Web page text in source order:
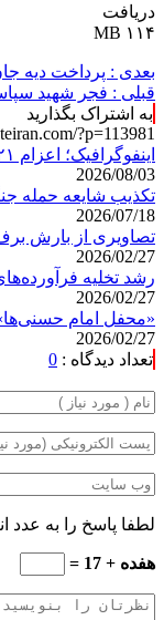
دریافت
۱۱۴ MB
بعدی : پرداخت دیه
قبلی : فجر شهید
به اشتراک بگذارید
?p=113981
اینفوگرافیک؛ اعزام ۲۱ هزار زائر اربعین از آذربایجان‌شرقی
2026/08/03
تکذیب شایعه حمله
2026/07/18
تصاویری از بارش
2026/02/27
رشد تخلیه
2026/02/27
«محفل امام
2026/02/27
تعداد دیدگاه : 0
لطفا پاسخ را به عدد
هفده + 17 =